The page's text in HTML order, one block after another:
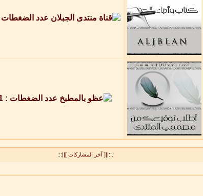
.::||[ آخر المشاركات ]||::.